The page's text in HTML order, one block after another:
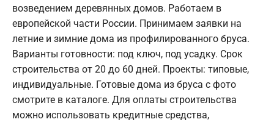
возведением деревянных домов. Работаем в
европейской части России. Принимаем заявки на
летние и зимние дома из профилированного бруса.
Варианты готовности: под ключ, под усадку. Срок
строительства от 20 до 60 дней. Проекты: типовые,
индивидуальные. Готовые дома из бруса с фото
смотрите в каталоге. Для оплаты строительства
можно использовать кредитные средства,